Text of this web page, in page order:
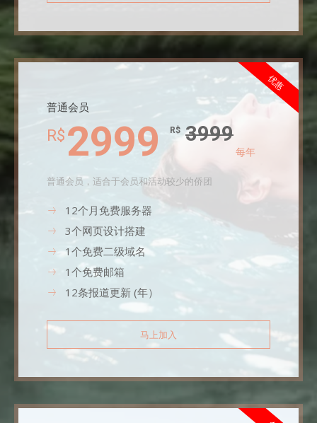
优惠
普通会员
R$ 2999 R$ 3999
每年
普通会员，适合于会员和活动较少的侨团
12个月免费服务器
3个网页设计搭建
1个免费二级域名
1个免费邮箱
12条报道更新 (年）
马上加入